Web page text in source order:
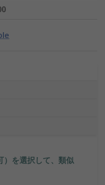
）を選択して、類似